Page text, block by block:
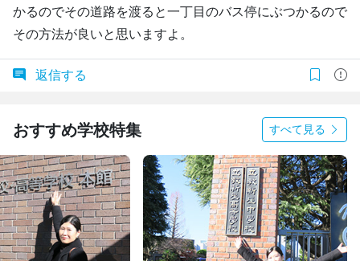
かるのでその道路を渡ると一丁目のバス停にぶつかるので
その方法が良いと思いますよ。
返信する
おすすめ学校特集 すべて見る